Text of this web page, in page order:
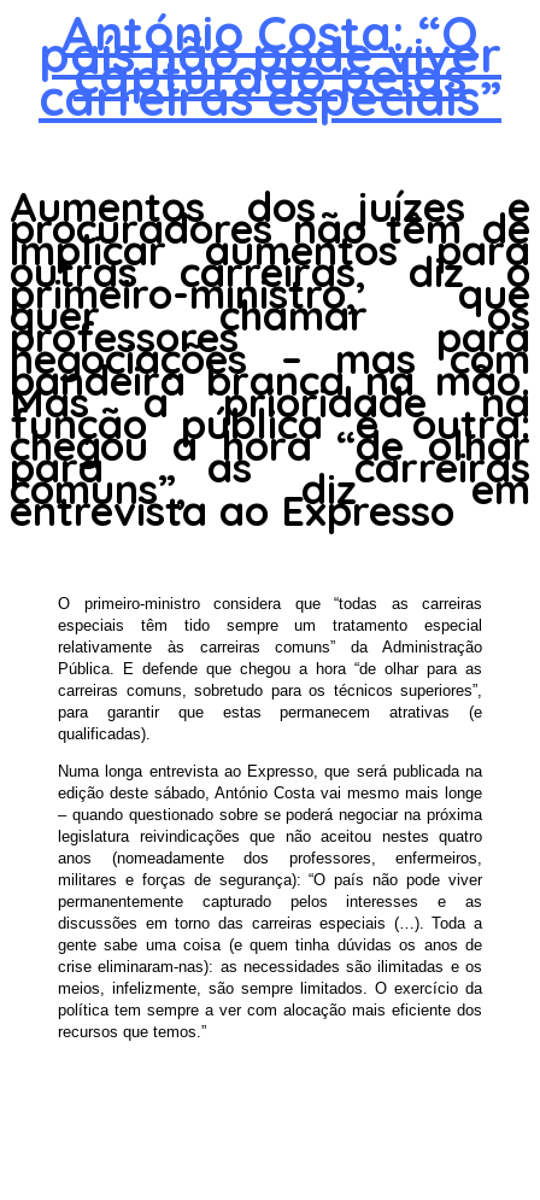
António Costa: “O
país não pode viver
capturado pelas
carreiras especiais”
Aumentos dos juízes e
procuradores não têm de
implicar aumentos para
outras carreiras, diz o
primeiro-ministro, que
quer chamar os
professores para
negociações – mas com
bandeira branca na mão.
Mas a prioridade na
função pública é outra:
chegou a hora “de olhar
para as carreiras
comuns”, diz em
entrevista ao Expresso
O primeiro-ministro considera que “todas as carreiras
especiais têm tido sempre um tratamento especial
relativamente às carreiras comuns” da Administração
Pública. E defende que chegou a hora “de olhar para as
carreiras comuns, sobretudo para os técnicos superiores”,
para garantir que estas permanecem atrativas (e
qualificadas).
Numa longa entrevista ao Expresso, que será publicada na
edição deste sábado, António Costa vai mesmo mais longe
– quando questionado sobre se poderá negociar na próxima
legislatura reivindicações que não aceitou nestes quatro
anos (nomeadamente dos professores, enfermeiros,
militares e forças de segurança): “O país não pode viver
permanentemente capturado pelos interesses e as
discussões em torno das carreiras especiais (…). Toda a
gente sabe uma coisa (e quem tinha dúvidas os anos de
crise eliminaram-nas): as necessidades são ilimitadas e os
meios, infelizmente, são sempre limitados. O exercício da
política tem sempre a ver com alocação mais eficiente dos
recursos que temos.”